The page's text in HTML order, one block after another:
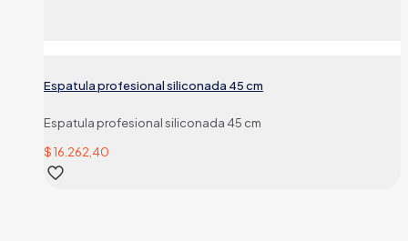
Espatula profesional siliconada 45 cm
Espatula profesional siliconada 45 cm
$16.262,40